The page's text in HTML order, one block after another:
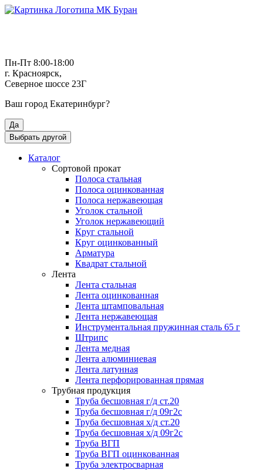
Пн-Пт 8:00-18:00
г. Красноярск,
Северное шоссе 23Г
Ваш город Екатеринбург?
Да
Выбрать другой
Каталог
Сортовой прокат
Полоса стальная
Полоса оцинкованная
Полоса нержавеющая
Уголок стальной
Уголок нержавеющий
Круг стальной
Круг оцинкованный
Арматура
Квадрат стальной
Лента
Лента стальная
Лента оцинкованная
Лента штамповальная
Лента нержавеющая
Инструментальная пружинная сталь 65 г
Штрипс
Лента медная
Лента алюминиевая
Лента латунная
Лента перфорированная прямая
Трубная продукция
Труба бесшовная г/д ст.20
Труба бесшовная г/д 09г2с
Труба бесшовная х/д ст.20
Труба бесшовная х/д 09г2с
Труба ВГП
Труба ВГП оцинкованная
Труба электросварная